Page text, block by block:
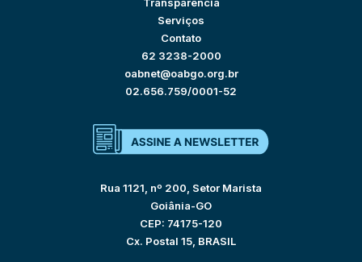
Serviços
Contato
62 3238-2000
oabnet@oabgo.org.br
02.656.759/0001-52
Rua 1121, nº 200, Setor Marista
Goiânia-GO
CEP: 74175-120
Cx. Postal 15, BRASIL